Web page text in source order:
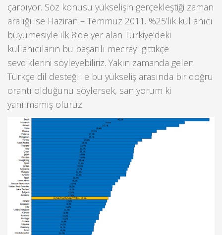
çarpıyor. Söz konusu yükselişin gerçekleştiği zaman
aralığı ise Haziran – Temmuz 2011. %25’lik kullanıcı
büyümesiyle ilk 8’de yer alan Türkiye’deki
kullanıcıların bu başarılı mecrayı gittikçe
sevdiklerini söyleyebiliriz. Yakın zamanda gelen
Türkçe dil desteği ile bu yükseliş arasında bir doğru
orantı olduğunu söylersek, sanıyorum ki
yanılmamış oluruz.